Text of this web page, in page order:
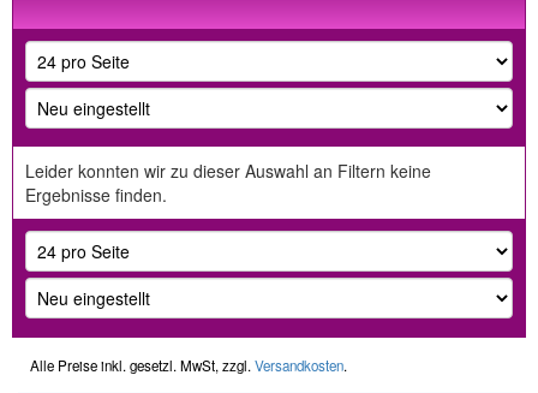
Leider konnten wir zu dieser Auswahl an Filtern keine
Ergebnisse finden.
Alle Preise inkl. gesetzl. MwSt, zzgl. Versandkosten.